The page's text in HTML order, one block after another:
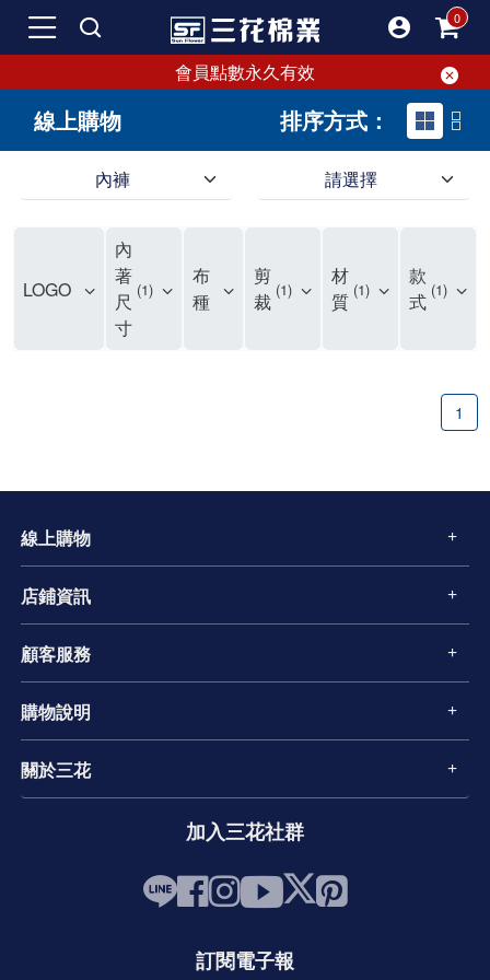
會員點數永久有效
線上購物 排序方式：
內褲 請選擇
LOGO
內
著
尺
寸
1
布
種
剪
裁 1
材
質 1
款
式 1
1
線上購物
店鋪資訊
顧客服務
購物說明
關於三花
加入三花社群
訂閱電子報